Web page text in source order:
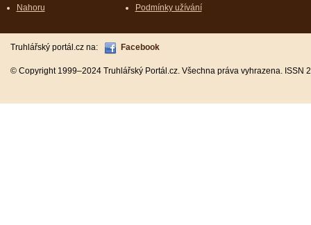
Nahoru
Podmínky užívání
Truhlářský portál.cz na: Facebook
© Copyright 1999–2024 Truhlářský Portál.cz. Všechna práva vyhrazena.